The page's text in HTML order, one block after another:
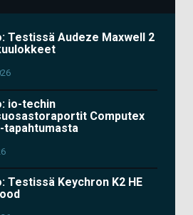
Testissä Audeze Maxwell 2
io-techin
Computex
tapahtumasta
Testissä Keychron K2 HE